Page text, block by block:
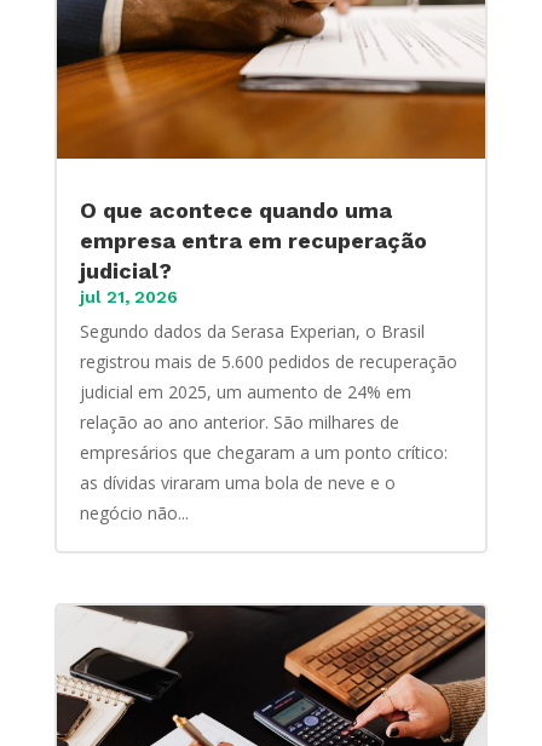
O que acontece quando uma
empresa entra em recuperação
judicial?
jul 21, 2026
Segundo dados da Serasa Experian, o Brasil
registrou mais de 5.600 pedidos de recuperação
judicial em 2025, um aumento de 24% em
relação ao ano anterior. São milhares de
empresários que chegaram a um ponto crítico:
as dívidas viraram uma bola de neve e o
negócio não...